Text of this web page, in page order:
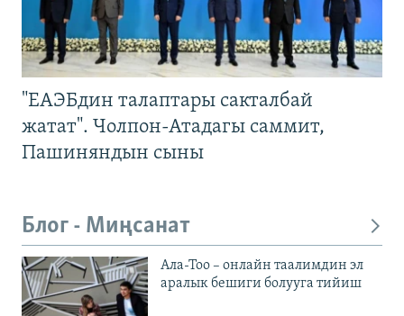
"ЕАЭБдин талаптары сакталбай
жатат". Чолпон-Атадагы саммит,
Пашиняндын сыны
Блог - Миңсанат
Ала-Тоо – онлайн таалимдин эл
аралык бешиги болууга тийиш